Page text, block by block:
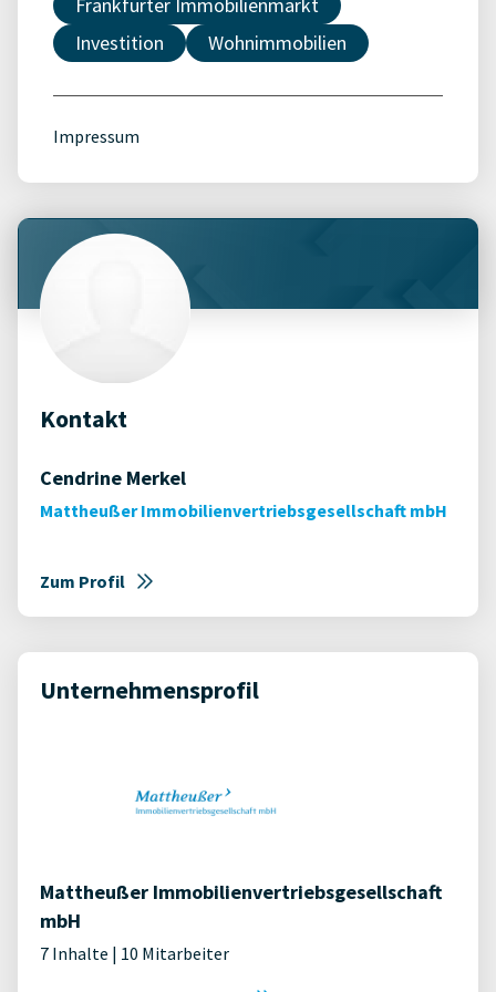
Frankfurter Immobilienmarkt
Investition
Wohnimmobilien
Impressum
Kontakt
Cendrine Merkel
Mattheußer Immobilienvertriebsgesellschaft mbH
Zum Profil
Unternehmensprofil
Mattheußer Immobilienvertriebsgesellschaft
mbH
7 Inhalte | 10 Mitarbeiter